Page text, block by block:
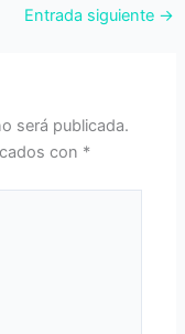
Entrada siguiente →
será publicada.
con *